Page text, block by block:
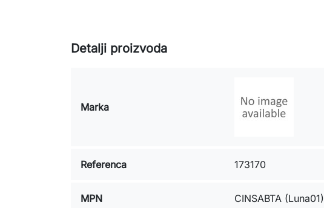
Detalji proizvoda
Marka
Referenca 173170
MPN CINSABTA (Luna01)